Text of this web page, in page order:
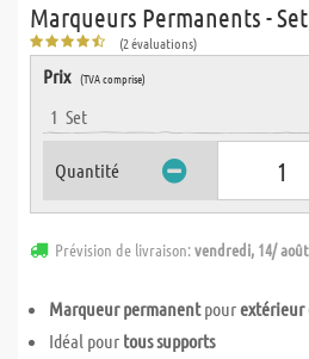
Marqueurs Permanents -
(2 évaluations)
Prix (TVA comprise)
1 Set
Quantité
Prévision de livraison:vendredi, 14/ août
Marqueur permanentpour
Idéal pour tous supports